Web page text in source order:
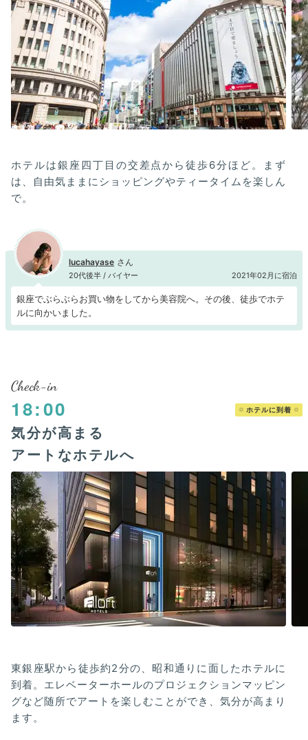
ホテルは銀座四丁目の交差点から徒歩6分ほど。まず
は、自由気ままにショッピングやティータイムを楽しん
で。
lucahayase
20代後半 / バイヤー 2021年02月に宿泊
銀座でぶらぶらお買い物をしてから美容院へ。その後、徒歩でホテ
ルに向かいました。
Check-in
18:00 ホテルに到着
気分が高まる
アートなホテルへ
東銀座駅から徒歩約2分の、昭和通りに面したホテルに
到着。エレベーターホールのプロジェクションマッピン
グなど随所でアートを楽しむことができ、気分が高まり
ます。